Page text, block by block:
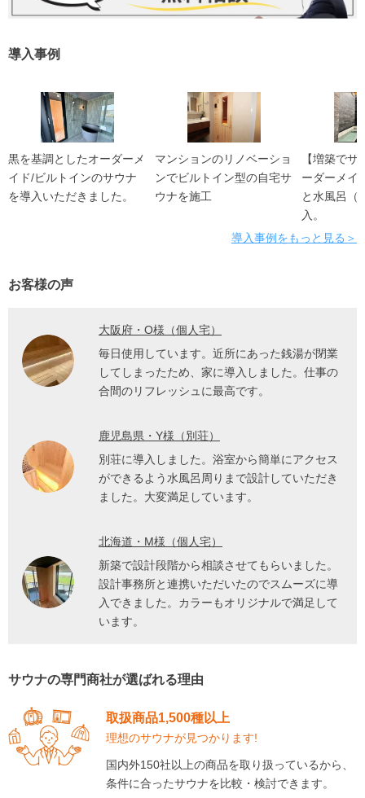
導入事例
黒を基調としたオーダーメ
イド/ビルトインのサウナ
を導入いただきました。
マンションのリノベーショ
ンでビルトイン型の自宅サ
ウナを施工
【増築で
ーダーメイ
と水風呂（
入。
導入事例をもっと見る＞
お客様の声
大阪府・O様（個人宅）
毎日使用しています。近所にあった銭湯が閉業
してしまったため、家に導入しました。仕事の
合間のリフレッシュに最高です。
鹿児島県・Y様（別荘）
別荘に導入しました。浴室から簡単にアクセス
ができるよう水風呂周りまで設計していただき
ました。大変満足しています。
北海道・M様（個人宅）
新築で設計段階から相談させてもらいました。
設計事務所と連携いただいたのでスムーズに導
入できました。カラーもオリジナルで満足して
います。
サウナの専門商社が選ばれる理由
取扱商品1,500種以上
理想のサウナが見つかります!
国内外150社以上の商品を取り扱っているから、
条件に合ったサウナを比較・検討できます。